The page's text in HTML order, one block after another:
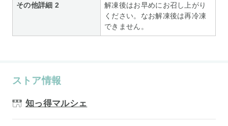
その他詳細 2
解凍後はお早めにお召し上がり
ください。なお解凍後は再冷凍
できません。
ストア情報
知っ得マルシェ